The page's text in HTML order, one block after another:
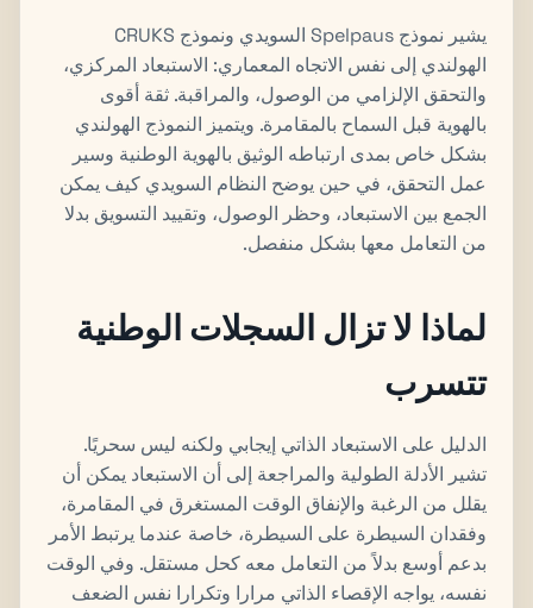
يشير نموذج Spelpaus السويدي ونموذج CRUKS
الهولندي إلى نفس الاتجاه المعماري: الاستبعاد المركزي،
والتحقق الإلزامي من الوصول، والمراقبة. ثقة أقوى
بالهوية قبل السماح بالمقامرة. ويتميز النموذج الهولندي
بشكل خاص بمدى ارتباطه الوثيق بالهوية الوطنية وسير
عمل التحقق، في حين يوضح النظام السويدي كيف يمكن
الجمع بين الاستبعاد، وحظر الوصول، وتقييد التسويق بدلا
من التعامل معها بشكل منفصل.
لماذا لا تزال السجلات الوطنية
تتسرب
الدليل على الاستبعاد الذاتي إيجابي ولكنه ليس سحريًا.
تشير الأدلة الطولية والمراجعة إلى أن الاستبعاد يمكن أن
يقلل من الرغبة والإنفاق الوقت المستغرق في المقامرة،
وفقدان السيطرة على السيطرة، خاصة عندما يرتبط الأمر
بدعم أوسع بدلاً من التعامل معه كحل مستقل. وفي الوقت
نفسه، يواجه الإقصاء الذاتي مرارا وتكرارا نفس الضعف